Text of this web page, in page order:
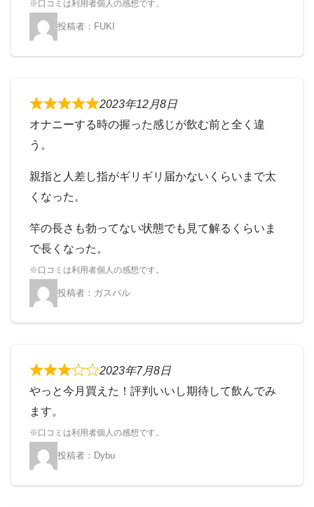
FUKI
2023年12月8日
オナニーする時の握った感じが飲む前と全く違
う。
親指と人差し指がギリギリ届かないくらいまで太
くなった。
竿の長さも勃ってない状態でも見て解るくらいま
で長くなった。
ガスパル
2023年7月8日
やっと今月買えた！評判いいし期待して飲んでみ
ます。
Dybu